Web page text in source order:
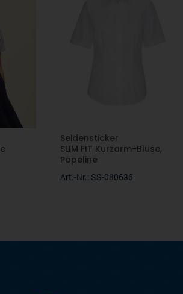
Seidensticker
SLIM FIT Kurzarm-Bluse,
Popeline
Art.-Nr.: SS-080636